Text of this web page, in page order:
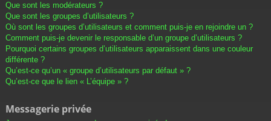
Que sont les modérateurs ?
Que sont les groupes d’utilisateurs ?
Où sont les groupes d’utilisateurs et comment puis-je en rejoindre un ?
Comment puis-je devenir le responsable d’un groupe d’utilisateurs ?
Pourquoi certains groupes d’utilisateurs apparaissent dans une couleur
différente ?
Qu’est-ce qu’un « groupe d’utilisateurs par défaut » ?
Qu’est-ce que le lien « L’équipe » ?
Messagerie privée